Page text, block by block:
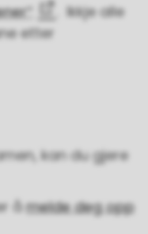
. Ikkje alle
etter
kan du gjere
åmelde deg opp